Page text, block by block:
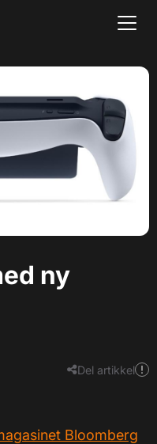
ny
Del artikkel
Bloomberg